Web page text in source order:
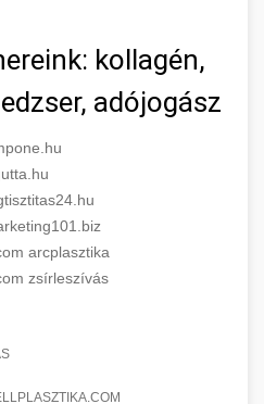
kollagén,
adójogász
arcplasztika
zsírleszívás